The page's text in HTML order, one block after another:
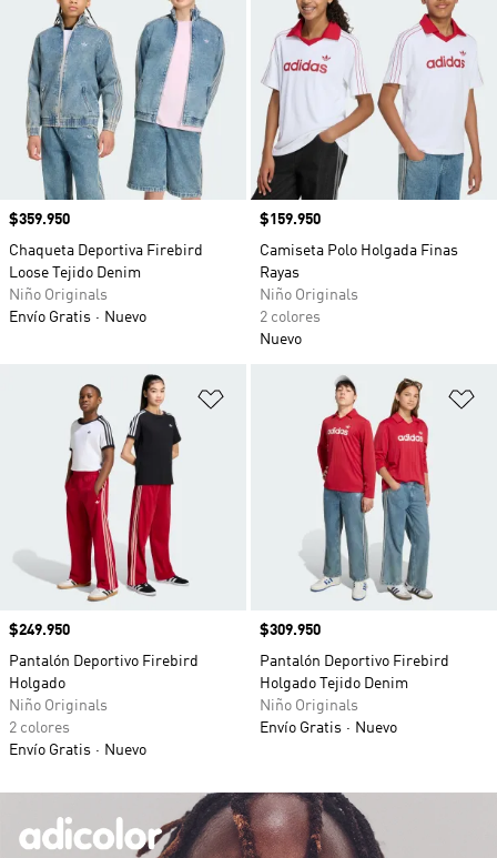
Precio
$359.950
Chaqueta Deportiva Firebird
Loose Tejido Denim
Niño Originals
Envío Gratis
Nuevo
Precio
$159.950
Camiseta Polo Holgada Finas
Rayas
Niño Originals
2 colores
Nuevo
Añadir a la lista de deseos
Precio
$249.950
Pantalón Deportivo Firebird
Holgado
Niño Originals
2 colores
Envío Gratis
Nuevo
Precio
$309.950
Pantalón Deportivo Firebird
Holgado Tejido Denim
Niño Originals
Envío Gratis
Nuevo